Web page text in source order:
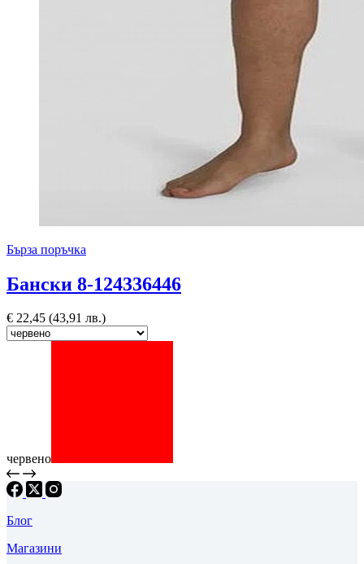
Бърза поръчка
Бански 8-124336446
€ 22,45 (43,91 лв.)
червено
Блог
Магазини